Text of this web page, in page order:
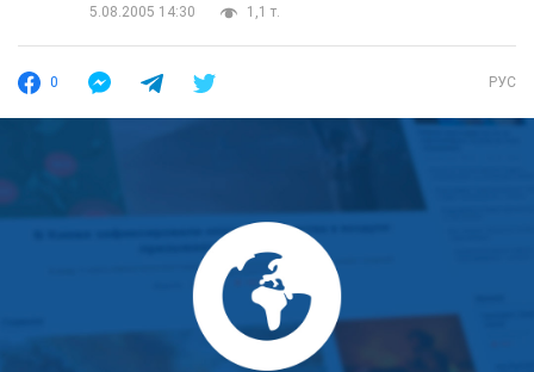
5.08.2005 14:30
1,1 т.
0 РУС